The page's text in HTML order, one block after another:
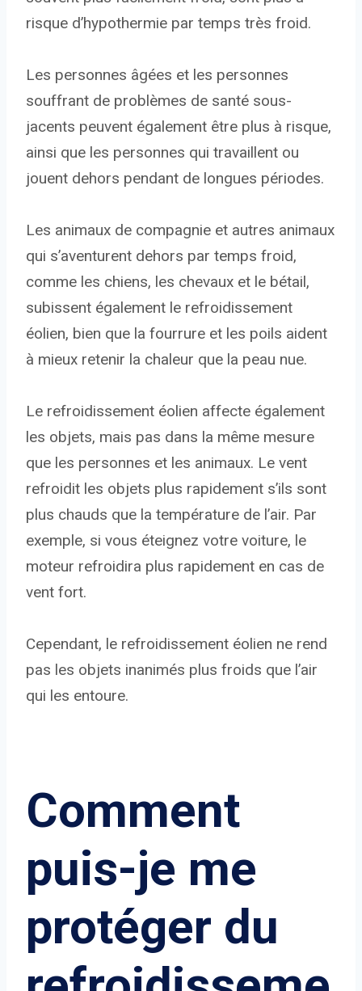
risque d’hypothermie par temps très froid.
Les personnes âgées et les personnes
souffrant de problèmes de santé sous-
jacents peuvent également être plus à risque,
ainsi que les personnes qui travaillent ou
jouent dehors pendant de longues périodes.
Les animaux de compagnie et autres animaux
qui s’aventurent dehors par temps froid,
comme les chiens, les chevaux et le bétail,
subissent également le refroidissement
éolien, bien que la fourrure et les poils aident
à mieux retenir la chaleur que la peau nue.
Le refroidissement éolien affecte également
les objets, mais pas dans la même mesure
que les personnes et les animaux. Le vent
refroidit les objets plus rapidement s’ils sont
plus chauds que la température de l’air. Par
exemple, si vous éteignez votre voiture, le
moteur refroidira plus rapidement en cas de
vent fort.
Cependant, le refroidissement éolien ne rend
pas les objets inanimés plus froids que l’air
qui les entoure.
Comment
puis-je me
protéger du